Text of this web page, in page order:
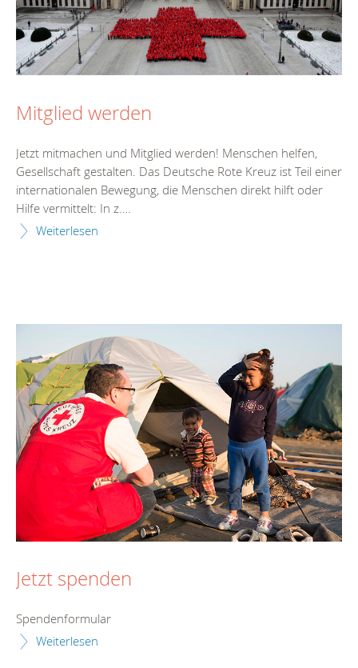
Mitglied werden
Jetzt mitmachen und Mitglied werden! Menschen helfen,
Gesellschaft gestalten. Das Deutsche Rote Kreuz ist Teil einer
internationalen Bewegung, die Menschen direkt hilft oder
Hilfe vermittelt: In z.…
Weiterlesen
Jetzt spenden
Spendenformular
Weiterlesen